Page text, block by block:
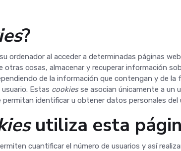
?
ordenador al acceder a determinadas páginas
cosas, almacenar y recuperar información
de la información que contengan y de la
Estas cookiesse asocian únicamente a un
identificar u obtener datos personales del
utiliza esta
cuantificar el número de usuarios y así